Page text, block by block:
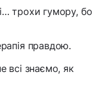
трохи гумору, бо
правдою.
всі знаємо, як